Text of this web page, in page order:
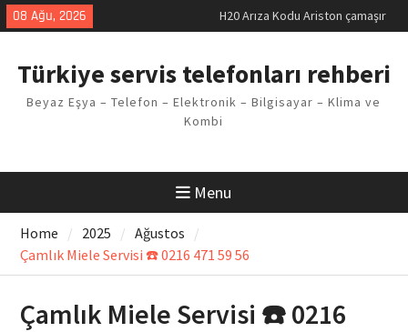
Skip
to
08 Ağu, 2026
LG kombi E2 Arızası Çözümü
Arçelik buzdolabı F5 Hatası
Vaillant çamaşır makinesi E03
Arıza Kodu
Ferroli klima E3 Arızası Çözümü
Türkiye servis telefonları rehberi
Beyaz Eşya – Telefon – Elektronik – Bilgisayar – Klima ve
Kombi
Menu
Home 2025
Ağustos
Çamlık Miele Servisi ☎️ 0216 471 59 56
Çamlık Miele Servisi ☎️ 0216